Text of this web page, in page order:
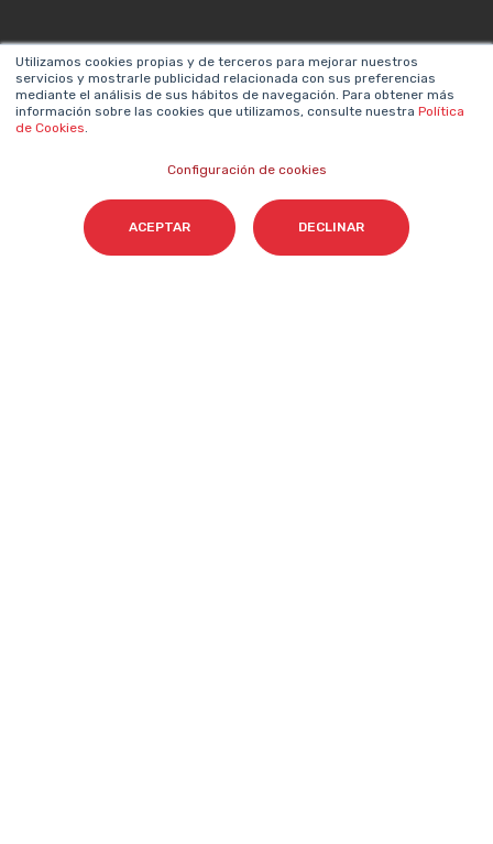
Utilizamos cookies propias y de terceros para mejorar nuestros
servicios y mostrarle publicidad relacionada con sus preferencias
mediante el análisis de sus hábitos de navegación. Para obtener más
información sobre las cookies que utilizamos, consulte nuestra Política
de Cookies.
Configuración de cookies
ACEPTAR DECLINAR
ENLACES DE
INTERÉS
¿Por qué hacer
Marketing?
Metodologías propias
Valores y equipos
Únete a nosotros
LEGAL
Política de privacidad
Sistema interno de
Declaración de
accesibilidad